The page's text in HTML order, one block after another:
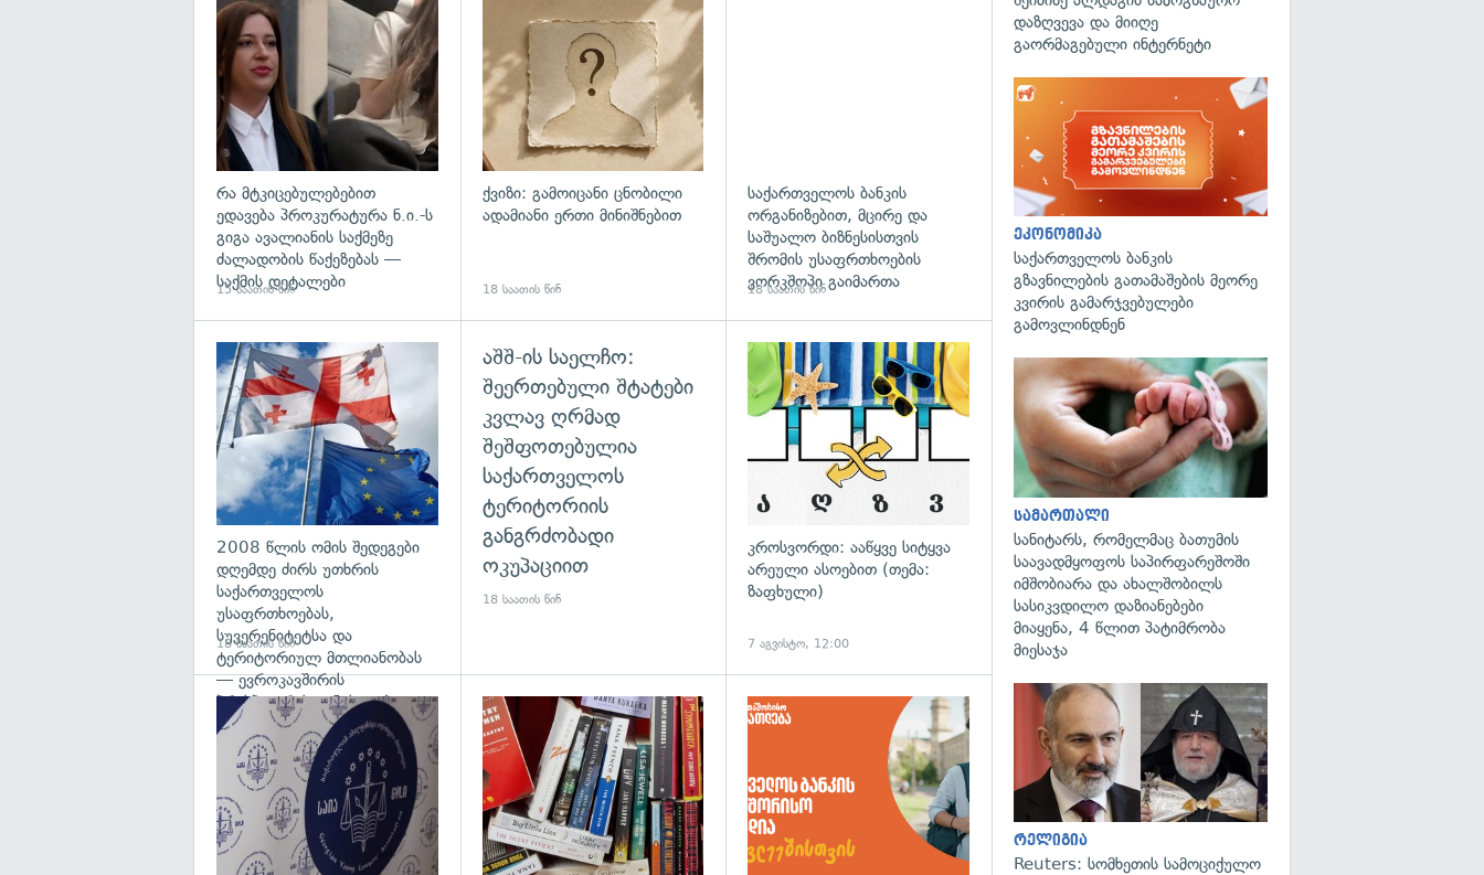
რა მტკიცებულებებით
ედავება პროკურატურა ნ.ი.-ს
გიგა ავალიანის საქმეზე
ძალადობის წაქეზებას —
საქმის დეტალები
15 საათის წინ
ქვიზი: გამოიცანი ცნობილი
ადამიანი ერთი მინიშნებით
18 საათის წინ
საქართველოს ბანკის
ორგანიზებით, მცირე და
საშუალო ბიზნესისთვის
შრომის უსაფრთხოების
ვორკშოპი გაიმართა
18 საათის წინ
გადახედვა
2008 წლის ომის შედეგები
დღემდე ძირს უთხრის
საქართველოს
უსაფრთხოებას,
სუვერენიტეტსა და
ტერიტორიულ მთლიანობას
— ევროკავშირის
პრესპიკერის განცხადება
18 საათის წინ
აშშ-ის საელჩო:
შეერთებული შტატები
კვლავ ღრმად
შეშფოთებულია
საქართველოს
ტერიტორიის
განგრძობადი
ოკუპაციით
18 საათის წინ
გადახედვა
კროსვორდი: ააწყვე სიტყვა
არეული ასოებით (თემა:
ზაფხული)
7 აგვისტო, 12:00
გადახედვა გადახედვა
დაზღვევა და მიიღე
გაორმაგებული ინტერნეტი
ეკონომიკა
საქართველოს ბანკის
გზავნილების გათამაშების მეორე
კვირის გამარჯვებულები
გამოვლინდნენ
სამართალი
სანიტარს, რომელმაც ბათუმის
საავადმყოფოს საპირფარეშოში
იმშობიარა და ახალშობილს
სასიკვდილო დაზიანებები
მიაყენა, 4 წლით პატიმრობა
მიესაჯა
რელიგია
Reuters: სომხეთის სამოციქულო